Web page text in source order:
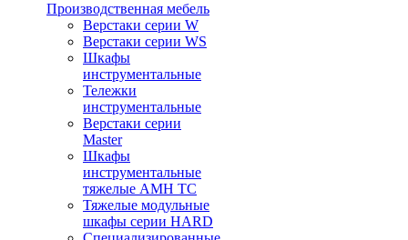
Производственная мебель
Верстаки серии W
Верстаки серии WS
Шкафы
инструментальные
Тележки
инструментальные
Верстаки серии
Master
Шкафы
инструментальные
тяжелые AMH TC
Тяжелые модульные
шкафы серии HARD